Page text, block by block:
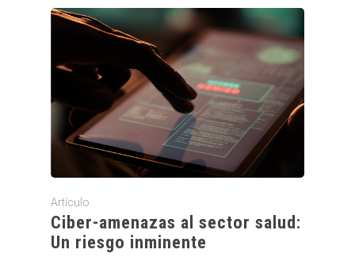
Artículo
Ciber-amenazas al sector salud:
Un riesgo inminente